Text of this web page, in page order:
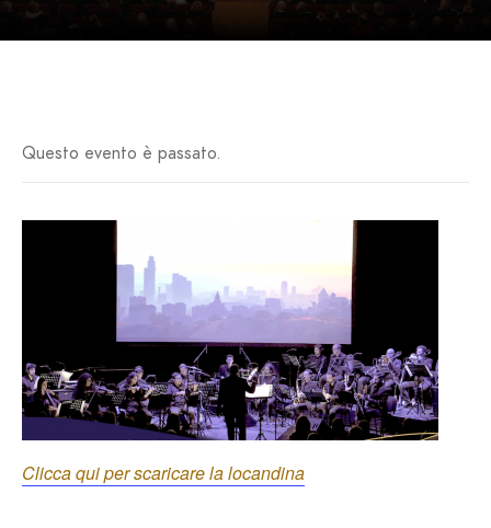
Questo evento è passato.
Clicca qui per scaricare la locandina